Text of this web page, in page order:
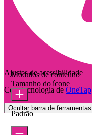
Ajustes de acessibilidade
Com tecnologia de OneTap
Ocultar barra de ferramentas
Módulos de conteúdo
Tamanho do ícone
Padrão